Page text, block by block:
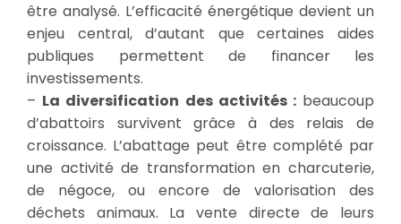
être analysé. L’efficacité énergétique devient un
enjeu central, d’autant que certaines aides
publiques permettent de financer les
investissements.
– La diversification des activités :beaucoup
d’abattoirs survivent grâce à des relais de
croissance. L’abattage peut être complété par
une activité de transformation en charcuterie,
de négoce, ou encore de valorisation des
déchets animaux. La vente directe de leurs